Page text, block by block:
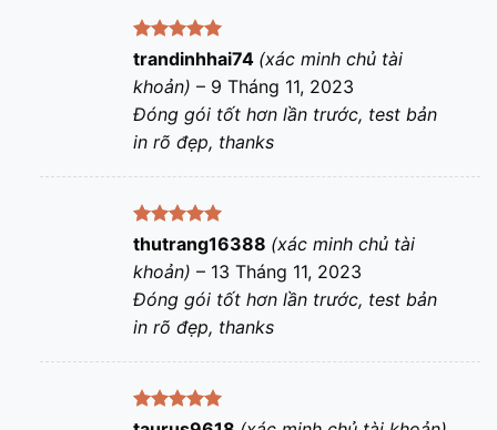
Được xếp
hạng
sao
trandinhhai74 (xác minh chủ tài
khoản) – 9 Tháng 11, 2023
Đóng gói tốt hơn lần trước, test bản
in rõ đẹp, thanks
Được xếp
hạng
5
5
sao
thutrang16388 (xác minh chủ tài
khoản) – 13 Tháng 11, 2023
Đóng gói tốt hơn lần trước, test bản
in rõ đẹp, thanks
Được xếp